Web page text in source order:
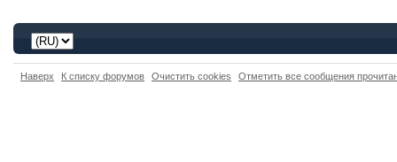
Наверх К списку форумов Очистить cookies Отметить все сообщения